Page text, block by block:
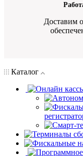
Доставим
Каталог